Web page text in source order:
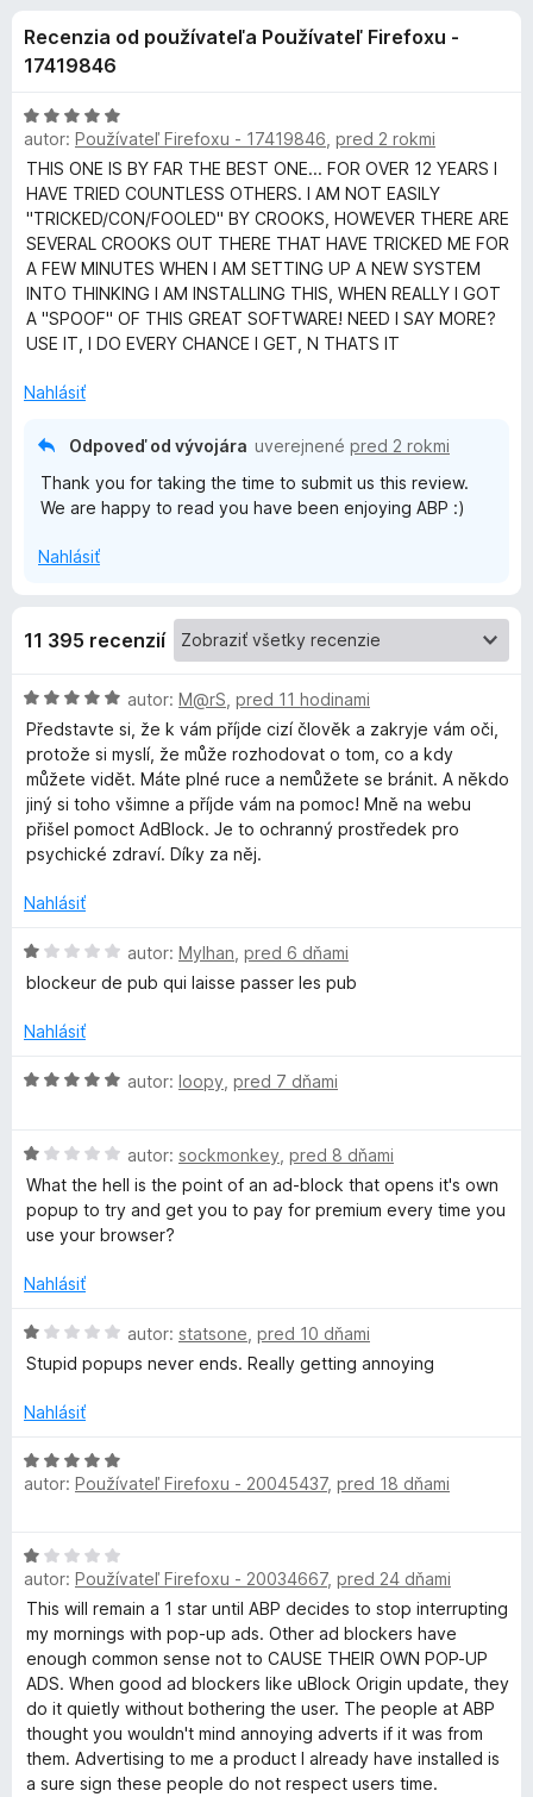
a
i
r
e
f
o
x
e
d
o
p
l
n
k
u
A
b
l
o
c
k
P
l
u
s
4
z
5
Recenzia od používateľa Používateľ Firefoxu -
17419846
H
o
d
n
o
t
e
n
e
5
autor: Používateľ Firefoxu - 17419846 pred 2 rokmi
THIS ONE IS BY FAR THE BEST ONE... FOR OVER 12 YEARS I
HAVE TRIED COUNTLESS OTHERS. I AM NOT EASILY
"TRICKED/CON/FOOLED" BY CROOKS, HOWEVER THERE ARE
SEVERAL CROOKS OUT THERE THAT HAVE TRICKED ME FOR
A FEW MINUTES WHEN I AM SETTING UP A NEW SYSTEM
INTO THINKING I AM INSTALLING THIS, WHEN REALLY I GOT
A "SPOOF" OF THIS GREAT SOFTWARE! NEED I SAY MORE?
USE IT, I DO EVERY CHANCE I GET, N THATS IT
Nahlásiť
Odpoveď od vývojára uverejnené pred 2 rokmi
Thank you for taking the time to submit us this review.
We are happy to read you have been enjoying ABP :)
Nahlásiť
11 395 recenzií
H
o
d
n
o
t
e
i
:
5
5
autor: M@rS pred 11 hodinami
Představte si, že k vám příjde cizí člověk a zakryje vám oči,
protože si myslí, že může rozhodovat o tom, co a kdy
můžete vidět. Máte plné ruce a nemůžete se bránit. A někdo
jiný si toho všimne a příjde vám na pomoc! Mně na webu
přišel pomoct AdBlock. Je to ochranný prostředek pro
psychické zdraví. Díky za něj.
Nahlásiť
H
o
n
t
i
e
1
5
autor: Mylhan pred 6 dňami
blockeur de pub qui laisse passer les pub
Nahlásiť
H
n
o
t
e
i
:
5
5
autor: loopy pred 7 dňami
H
o
d
n
t
n
:
z
5
autor: sockmonkey pred 8 dňami
What the hell is the point of an ad-block that opens it's own
popup to try and get you to pay for premium every time you
use your browser?
Nahlásiť
H
o
n
t
e
e
:
1
z
5
autor: statsone pred 10 dňami
Stupid popups never ends. Really getting annoying
Nahlásiť
H
o
o
t
e
n
e
:
5
z
5
autor: Používateľ Firefoxu - 20045437, pred 18 dňami
H
o
d
n
o
t
e
n
e
autor: Používateľ Firefoxu - 20034667, pred 24 dňami
This will remain a 1 star until ABP decides to stop interrupting
my mornings with pop-up ads. Other ad blockers have
enough common sense not to CAUSE THEIR OWN POP-UP
ADS. When good ad blockers like uBlock Origin update, they
do it quietly without bothering the user. The people at ABP
thought you wouldn't mind annoying adverts if it was from
them. Advertising to me a product I already have installed is
a sure sign these people do not respect users time.